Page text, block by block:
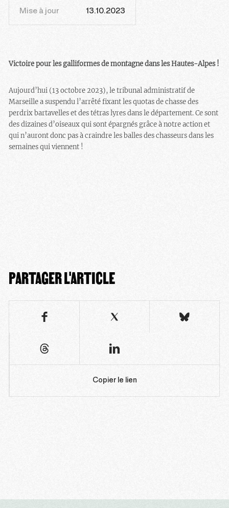
Mise à jour 13.10.2023
Victoire pour les galliformes de montagne dans les Hautes-Alpes !
Aujourd’hui (13 octobre 2023), le tribunal administratif de
Marseille a suspendu l’arrêté fixant les quotas de chasse des
perdrix bartavelles et des tétras lyres dans le département. Ce sont
des dizaines d’oiseaux qui sont épargnés grâce à notre action et
qui n’auront donc pas à craindre les balles des chasseurs dans les
semaines qui viennent !
PARTAGER L'ARTICLE
Copier le lien